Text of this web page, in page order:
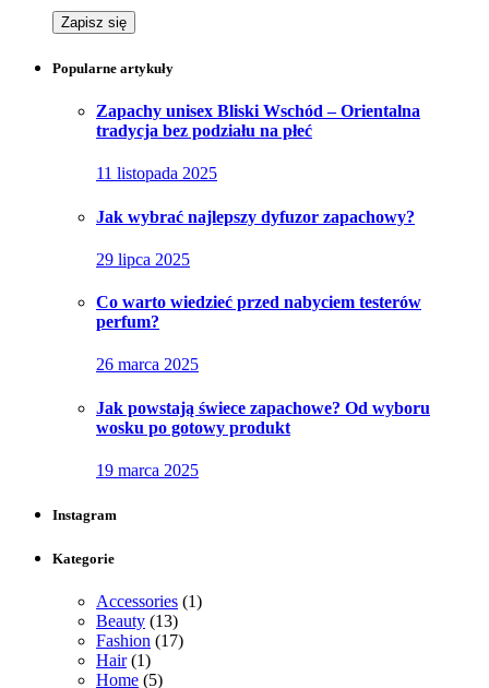
Popularne artykuły
Zapachy unisex Bliski Wschód – Orientalna
tradycja bez podziału na płeć
11 listopada 2025
Jak wybrać najlepszy dyfuzor zapachowy?
29 lipca 2025
Co warto wiedzieć przed nabyciem testerów
perfum?
26 marca 2025
Jak powstają świece zapachowe? Od wyboru
wosku po gotowy produkt
19 marca 2025
Instagram
Kategorie
Accessories (1)
Beauty (13)
Fashion (17)
Hair(1)
Home (5)